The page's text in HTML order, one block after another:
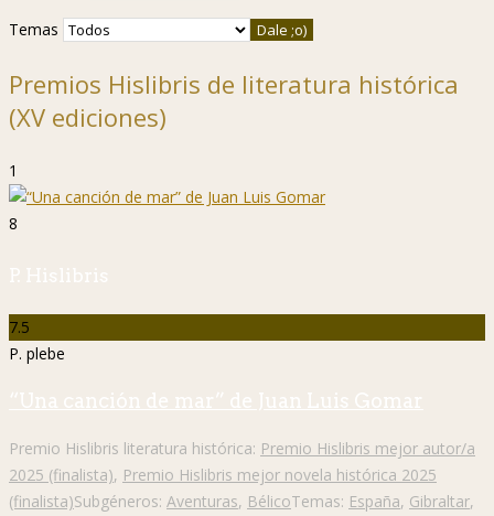
Temas
Premios Hislibris de literatura histórica
(XV ediciones)
1
8
P. Hislibris
7.5
P. plebe
“Una canción de mar” de Juan Luis Gomar
Premio Hislibris literatura histórica: Premio Hislibris mejor autor/a
2025 (finalista), Premio Hislibris mejor novela histórica 2025
(finalista)Subgéneros: Aventuras, BélicoTemas: España, Gibraltar,